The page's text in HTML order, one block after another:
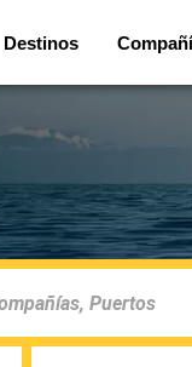
Destinos